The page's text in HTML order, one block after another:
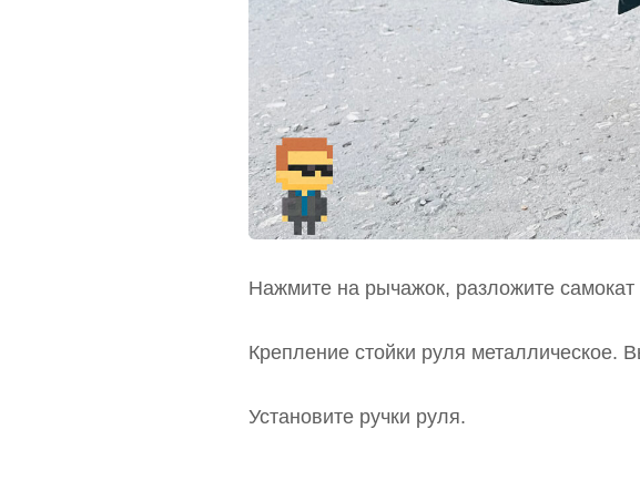
Нажмите на рычажок, разложите самокат
Крепление стойки руля металлическое.
Установите ручки руля.